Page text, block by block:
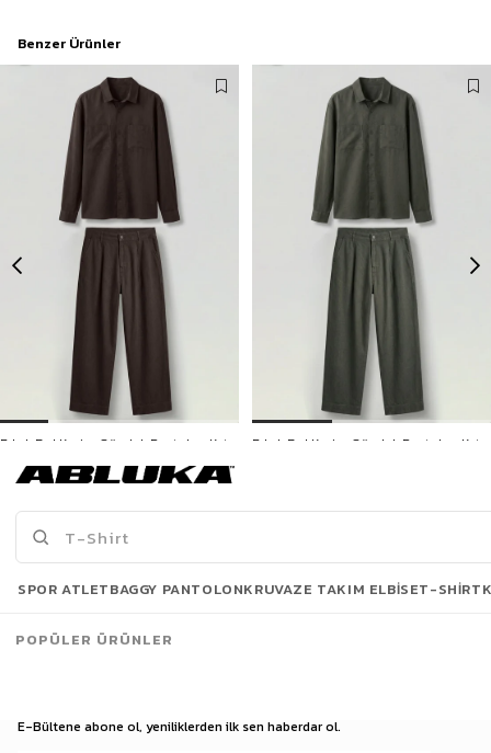
Benzer Ürünler
2.599,90 TL
İNDİRİM
İNDİRİM
Son Bakılanlar
E-Bültene abone ol, yeniliklerden ilk sen haberdar ol.
SPOR ATLETBAGGY PANTOLONKRUVAZE TAKIM ELBISET-SHIRT
POPÜLER ÜRÜNLER